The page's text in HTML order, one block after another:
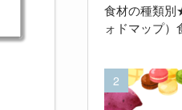
食材の種類
ォドマップ）